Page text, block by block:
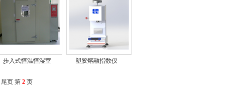
步入式恒温恒湿室 塑胶熔融指数仪
尾页 第 2 页